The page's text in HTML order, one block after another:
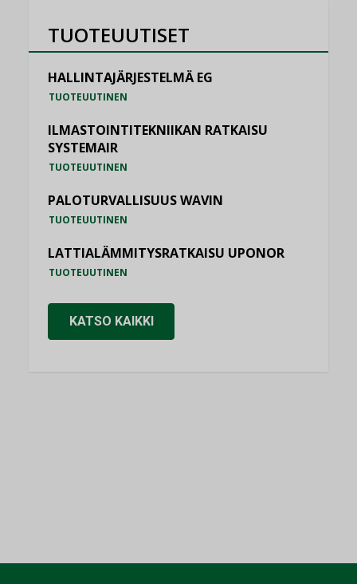
TUOTEUUTISET
HALLINTAJÄRJESTELMÄ EG
TUOTEUUTINEN
ILMASTOINTITEKNIIKAN RATKAISU
SYSTEMAIR
TUOTEUUTINEN
PALOTURVALLISUUS WAVIN
TUOTEUUTINEN
LATTIALÄMMITYSRATKAISU UPONOR
TUOTEUUTINEN
KATSO KAIKKI